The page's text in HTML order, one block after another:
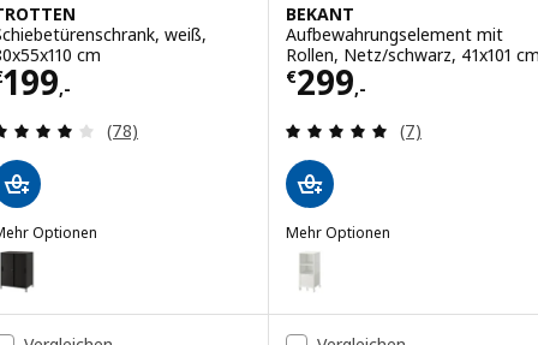
weiß,
cm
199,-€ 199,-
Überprüfung: 4.1 aus 5 sterne. Bewertungen
(78)
Optionen
TROTTEN, Schiebetürenschrank, anthrazit, 80x55x110 cm
BEKANT
Aufbewahrungselement mit
Rollen, Netz/schwarz, 41x101
€299,-
Preis € 299,-
Überprüfung:
(7)
Mehr Optionen
BEKANT
Option: BEKANT,